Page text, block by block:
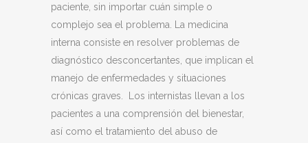
paciente, sin importar cuán simple o
complejo sea el problema. La medicina
interna consiste en resolver problemas de
diagnóstico desconcertantes, que implican el
manejo de enfermedades y situaciones
crónicas graves. Los internistas llevan a los
pacientes a una comprensión del bienestar,
así como el tratamiento del abuso de